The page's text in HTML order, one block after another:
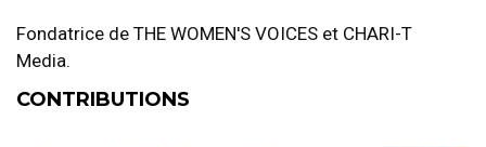
Fondatrice de THE WOMEN'S VOICES et CHARI-T
Media.
CONTRIBUTIONS